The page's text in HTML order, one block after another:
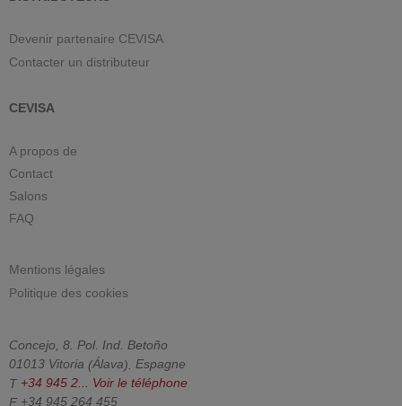
Devenir partenaire CEVISA
Contacter un distributeur
CEVISA
A propos de
Contact
Salons
FAQ
Mentions légales
Politique des cookies
Concejo, 8. Pol. Ind. Betoño
01013 Vitoria (Álava). Espagne
T +34 945 2... Voir le téléphone
F +34 945 264 455